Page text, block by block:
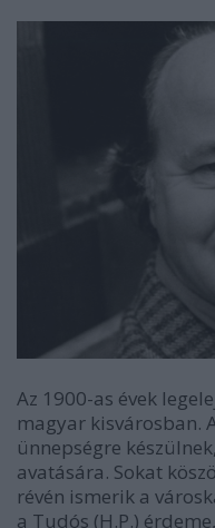
Az 1900-as évek
magyar kisvárosban.
ünnepségre
avatására. Sokat
révén ismerik a
a Tudós (H.P.)